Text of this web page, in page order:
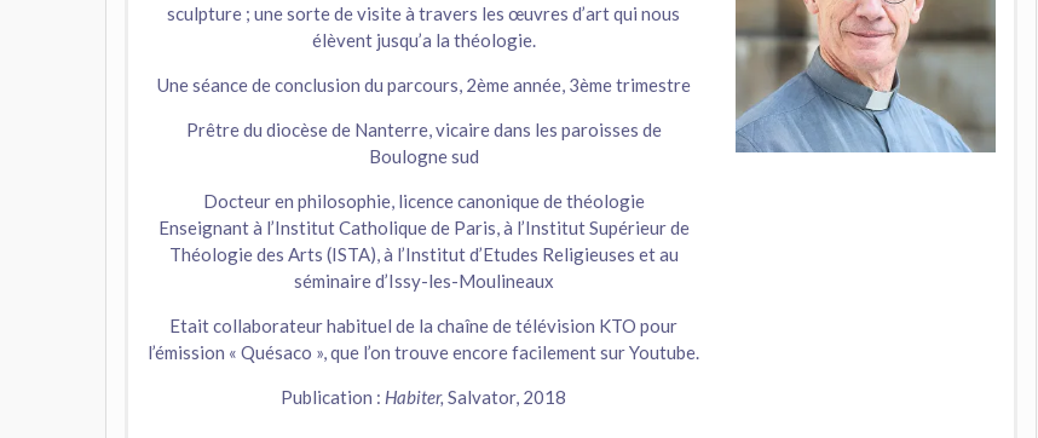
sculpture ; une sorte de visite à travers les œuvres d’art qui nous
élèvent jusqu’a la théologie.
Une séance de conclusion du parcours, 2ème année, 3ème trimestre
Prêtre du diocèse de Nanterre, vicaire dans les paroisses de
Boulogne sud
Docteur en philosophie, licence canonique de théologie
Enseignant à l’Institut Catholique de Paris, à l’Institut Supérieur de
Théologie des Arts (ISTA), à l’Institut d’Etudes Religieuses et au
séminaire d’Issy-les-Moulineaux
Etait collaborateur habituel de la chaîne de télévision KTO pour
l’émission « Quésaco », que l’on trouve encore facilement sur Youtube.
Publication : Habiter,Salvator, 2018